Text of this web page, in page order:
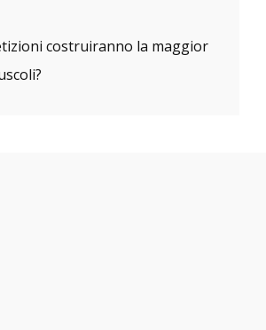
costruiranno la maggior